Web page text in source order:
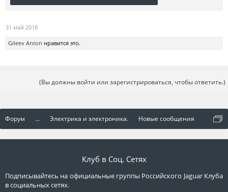
31 май 2018
Gileev Anton нравится это.
(Вы должны войти или зарегистрироваться, чтобы ответить.)
Форум ... Электрика и электроника. Новые сообщения
Клуб в Соц. Сетях
Подписывайтесь на официальные группы Российского Jaguar Клуба
в социальных сетях.